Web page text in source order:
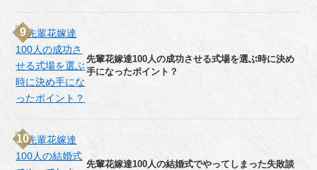
先輩花嫁達100人の成功させる式場を選ぶ時に決め
手になったポイント？
先輩花嫁達100人の結婚式でやってしまった失敗談